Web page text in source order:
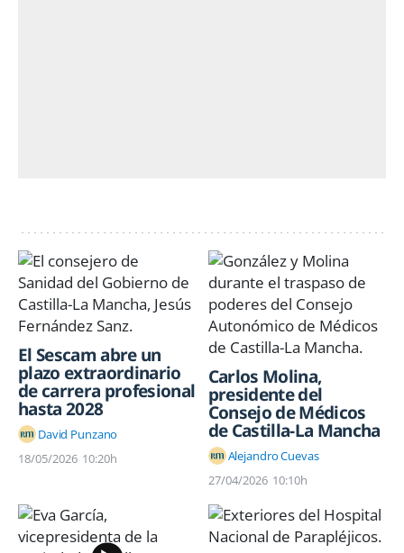
El Sescam abre un
plazo extraordinario
de carrera profesional
hasta 2028
David Punzano
18/05/2026 10:20h
Carlos Molina,
presidente del
Consejo de Médicos
de Castilla-La Mancha
Alejandro Cuevas
27/04/2026 10:10h